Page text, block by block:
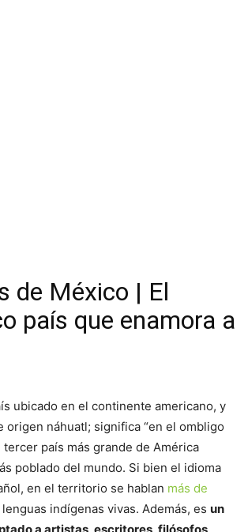
de México | El
país que enamora a
ubicado en el continente americano, y
origen náhuatl; significa “en el ombligo
tercer país más grande de América
poblado del mundo. Si bien el idioma
en el territorio se hablan más de
indígenas vivas. Además, es un